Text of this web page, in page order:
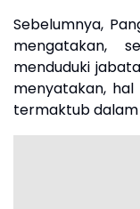
Sebelumnya,
mengatakan,
menduduki
menyatakan,
termaktub dalam